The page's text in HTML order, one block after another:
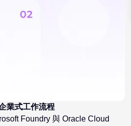
業式工作流程
Foundry 與 Oracle Cloud